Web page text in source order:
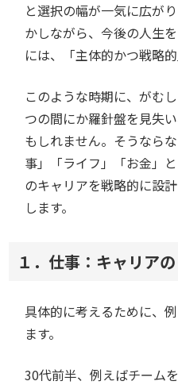
と選択の幅が一気に広が
かしながら、今後の人生
には、「主体的かつ戦略
このような時期に、がむ
つの間にか羅針盤を見失
もしれません。そうなら
事」「ライフ」「お金」
のキャリアを戦略的に設
します。
１．仕事：キャリア
具体的に考えるために、
ます。
30代前半、例えばチーム